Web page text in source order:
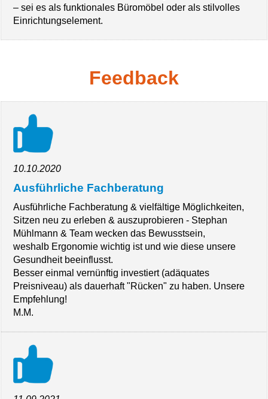
– sei es als funktionales Büromöbel oder als stilvolles
Einrichtungselement.
Feedback
10.10.2020
Ausführliche Fachberatung
Ausführliche Fachberatung & vielfältige Möglichkeiten,
Sitzen neu zu erleben & auszuprobieren - Stephan
Mühlmann & Team wecken das Bewusstsein,
weshalb Ergonomie wichtig ist und wie diese unsere
Gesundheit beeinflusst.
Besser einmal vernünftig investiert (adäquates
Preisniveau) als dauerhaft "Rücken" zu haben. Unsere
Empfehlung!
M.M.